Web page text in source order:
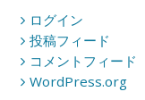
ログイン
投稿フィード
コメントフィード
WordPress.org